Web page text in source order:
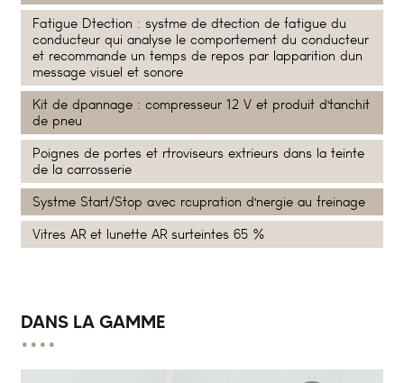
Fatigue Dtection : systme de dtection de fatigue du
conducteur qui analyse le comportement du conducteur
et recommande un temps de repos par lapparition dun
message visuel et sonore
Kit de dpannage : compresseur 12 V et produit d'tanchit
de pneu
Poignes de portes et rtroviseurs extrieurs dans la teinte
de la carrosserie
Systme Start/Stop avec rcupration d'nergie au freinage
Vitres AR et lunette AR surteintes 65 %
DANS LA GAMME